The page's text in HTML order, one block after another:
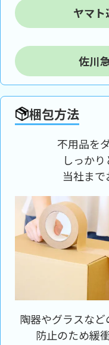
ヤマ
佐川
梱包方法
不用品を
しっか
当社まで
陶器やグラスな
防止のため緩